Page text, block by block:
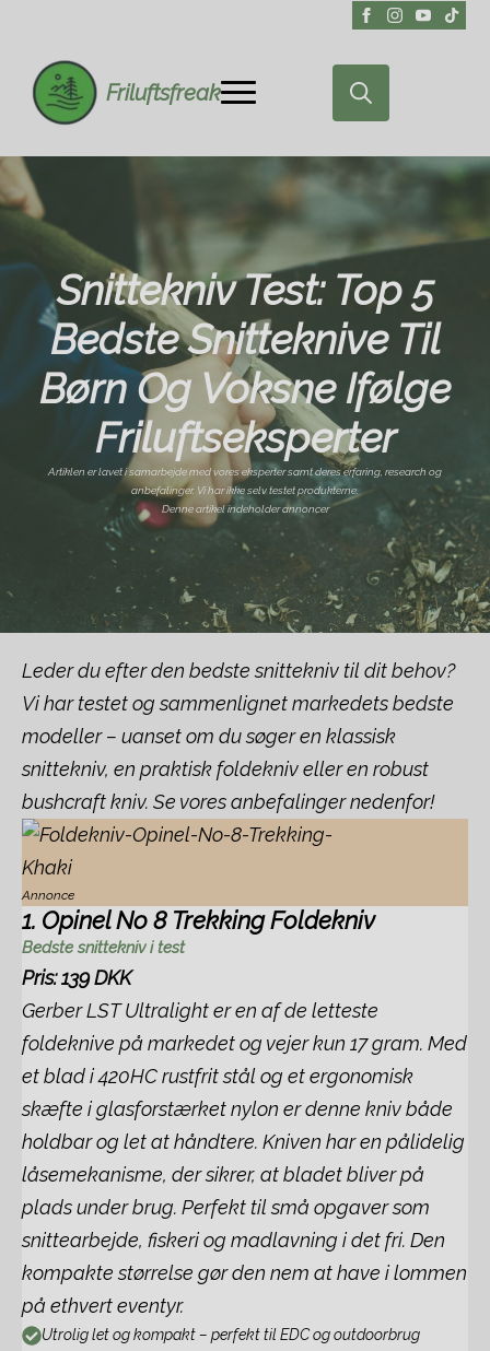
Friluftsfreak
for:
Snittekniv Test: Top 5
Bedste Snitteknive Til
Børn Og Voksne Ifølge
Friluftseksperter
Artiklen er lavet i samarbejde med vores eksperter samt deres erfaring, research og
anbefalinger. Vi har ikke selv testet produkterne.
Denne artikel indeholder annoncer
Leder du efter den bedste snittekniv til dit behov?
Vi har testet og sammenlignet markedets bedste
modeller – uanset om du søger en klassisk
snittekniv, en praktisk foldekniv eller en robust
bushcraft kniv. Se vores anbefalinger nedenfor!
Annonce
1. Opinel No 8 Trekking Foldekniv
Bedste snittekniv i test
Pris: 139 DKK
Gerber LST Ultralight er en af de letteste
foldeknive på markedet og vejer kun 17 gram. Med
et blad i 420HC rustfrit stål og et ergonomisk
skæfte i glasforstærket nylon er denne kniv både
holdbar og let at håndtere. Kniven har en pålidelig
låsemekanisme, der sikrer, at bladet bliver på
plads under brug. Perfekt til små opgaver som
snittearbejde, fiskeri og madlavning i det fri. Den
kompakte størrelse gør den nem at have i lommen
på ethvert eventyr.
Utrolig let og kompakt – perfekt til EDC og outdoorbrug